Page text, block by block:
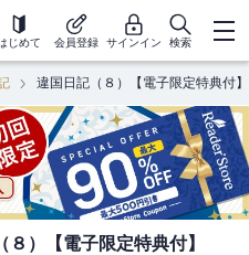
じめて 会員登録 サインイン 検索
違国日記（８）【電子限定特典付】
８）【電子限定特典付】